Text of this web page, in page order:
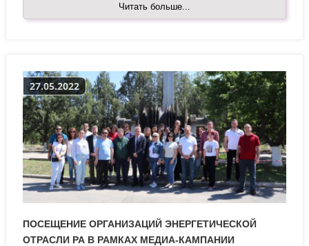
Читать больше...
27.05.2022
ПОСЕЩЕНИЕ ОРГАНИЗАЦИЙ ЭНЕРГЕТИЧЕСКОЙ
ОТРАСЛИ РА В РАМКАХ МЕДИА-КАМПАНИИ